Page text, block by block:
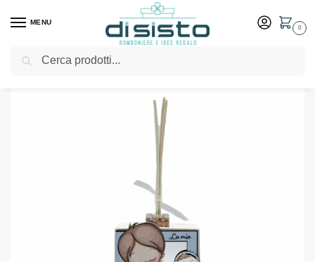
MENU
0
Home Shop Bomboniere